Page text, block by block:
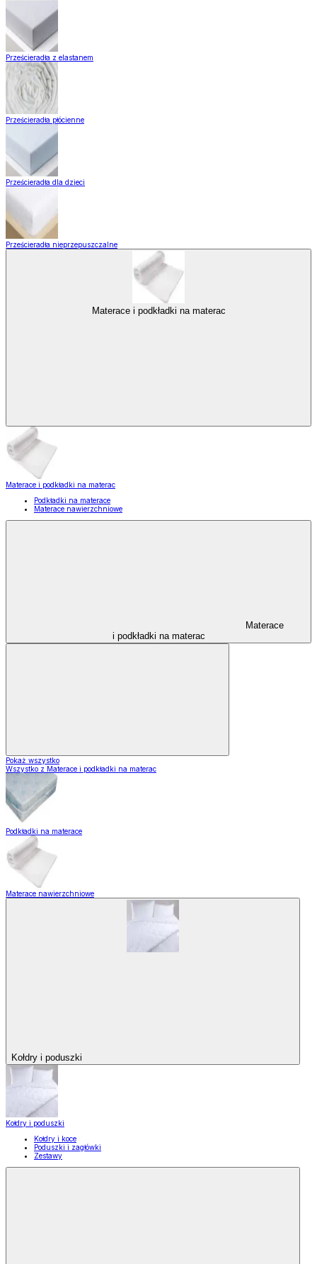
Prześcieradła z elastanem
Prześcieradła płócienne
Prześcieradła dla dzieci
Prześcieradła nieprzepuszczalne
Materace i podkładki na materac
Materace i podkładki na materac
Podkładki na materace
Materace nawierzchniowe
Materace
i podkładki na materac
Pokaż wszystko
Wszystko z Materace i podkładki na materac
Podkładki na materace
Materace nawierzchniowe
Kołdry i poduszki
Kołdry i poduszki
Kołdry i koce
Poduszki i zagłówki
Zestawy